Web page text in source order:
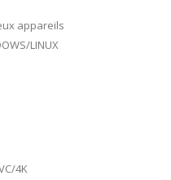
appareils
LINUX
4K